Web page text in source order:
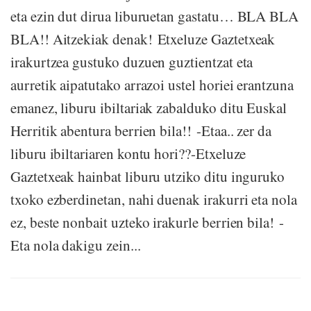
eta ezin dut dirua liburuetan gastatu… BLA BLA
BLA!! Aitzekiak denak! Etxeluze Gaztetxeak
irakurtzea gustuko duzuen guztientzat eta
aurretik aipatutako arrazoi ustel horiei erantzuna
emanez, liburu ibiltariak zabalduko ditu Euskal
Herritik abentura berrien bila!! -Etaa.. zer da
liburu ibiltariaren kontu hori??-Etxeluze
Gaztetxeak hainbat liburu utziko ditu inguruko
txoko ezberdinetan, nahi duenak irakurri eta nola
ez, beste nonbait uzteko irakurle berrien bila! -
Eta nola dakigu zein...